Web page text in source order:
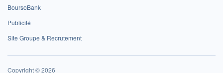
BoursoBank
Publicité
Site Groupe & Recrutement
Copyright © 2026